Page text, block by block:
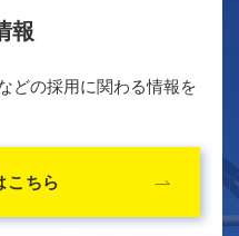
報
どの採用に関わる情報を
こちら